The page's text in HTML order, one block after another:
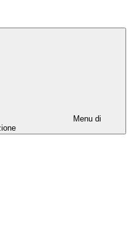
Menu di